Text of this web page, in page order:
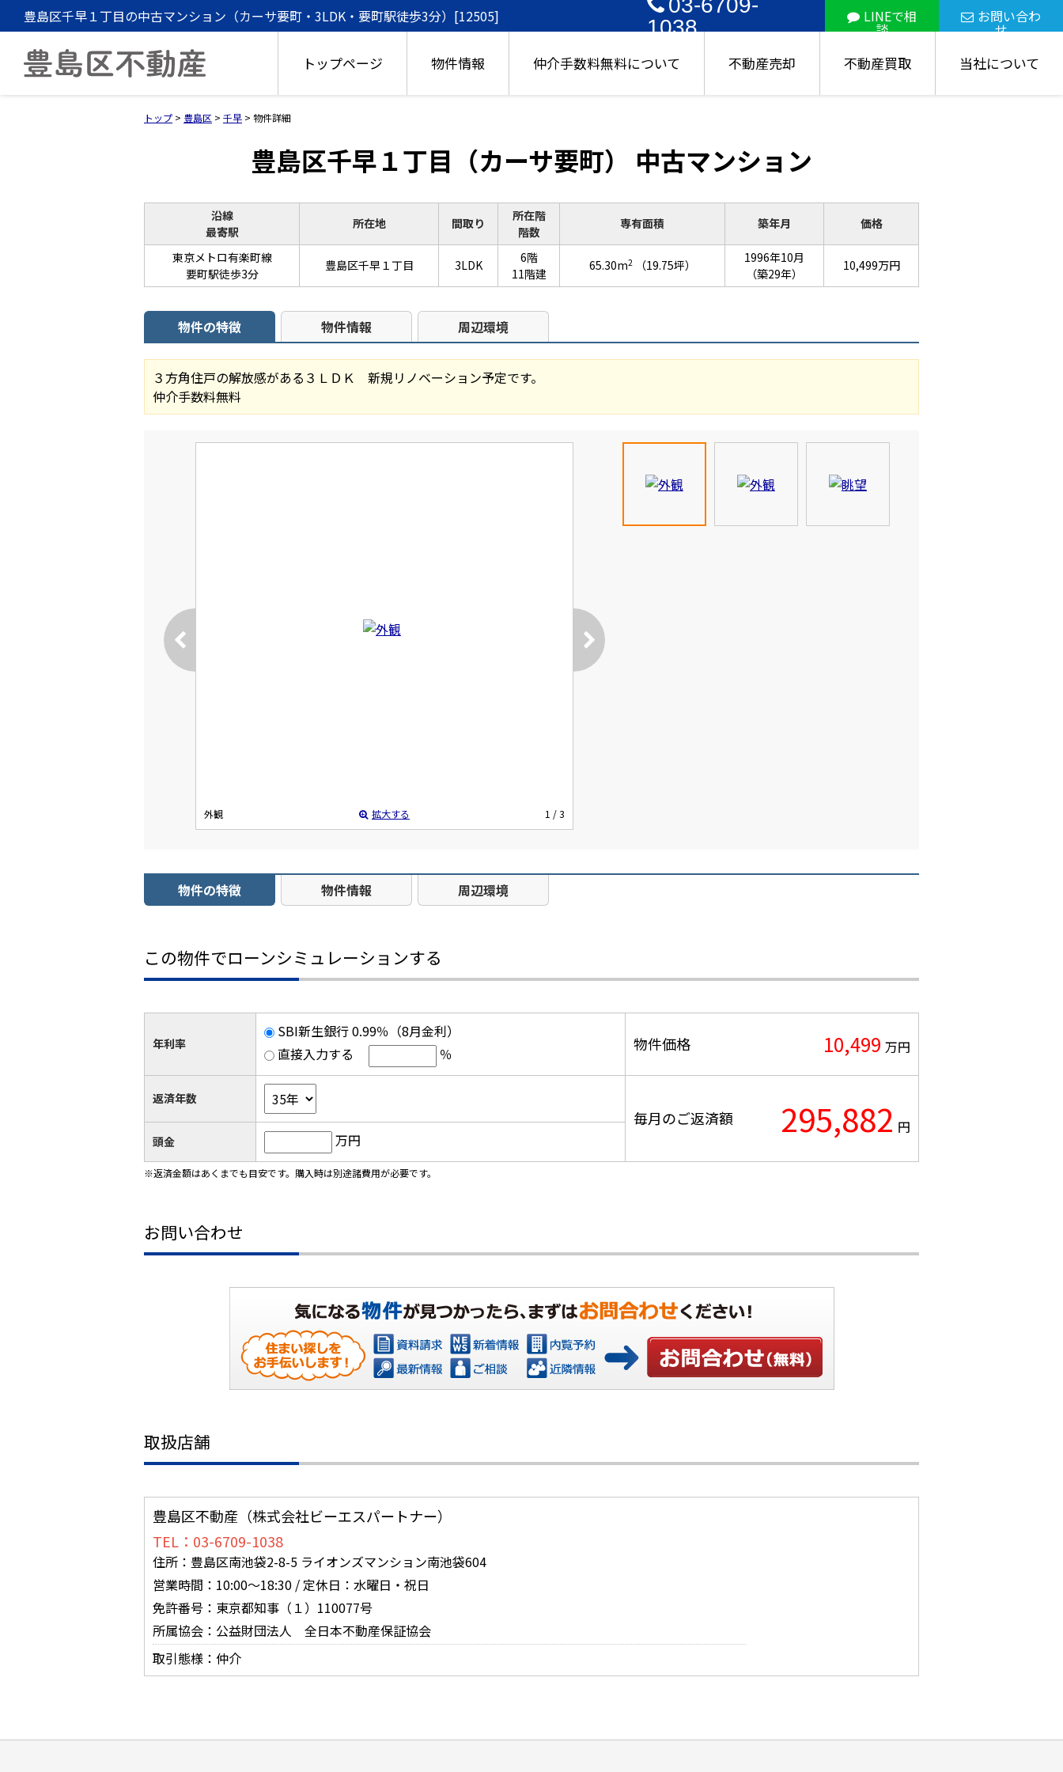
豊島区千早１丁目の中古マンション（カーサ要町・3LDK・要町駅徒歩3分）[12505]
1038
LINEで相
談
お問い合わ
せ
トップページ 物件情報 仲介手数料無料について 不動産売却 不動産買取 当社について
トップ > 豊島区 > 千早 > 物件詳細
豊島区千早１丁目（カーサ要町） 中古マンション
沿線
最寄駅
所在地 間取り
所在階
階数
専有面積 築年月 価格
東京メトロ有楽町線
要町駅徒歩3分
豊島区千早１丁目 3LDK
6階
11階建
65.30m2 （19.75坪）
1996年10月
（築29年）
10,499万円
物件の特徴 物件情報 周辺環境
３方角住戸の解放感がある３ＬＤＫ 新規リノベーション予定です。
仲介手数料無料
外観 拡大する 1 / 3
物件の特徴 物件情報 周辺環境
この物件でローンシミュレーションする
年利率
SBI新生銀行 0.99％（8月金利）
直接入力する
％ 物件価格 10,499 万円
返済年数
毎月のご返済額 295,882 円
頭金 万円
※返済金額はあくまでも目安です。購入時は別途諸費用が必要です。
お問い合わせ
お問い合わせ
取扱店舗
豊島区不動産（株式会社ビーエスパートナー）
TEL：03-6709-1038
住所：豊島区南池袋2-8-5 ライオンズマンション南池袋604
営業時間：10:00～18:30 / 定休日：水曜日・祝日
免許番号：東京都知事（１）110077号
所属協会：公益財団法人 全日本不動産保証協会
取引態様：仲介